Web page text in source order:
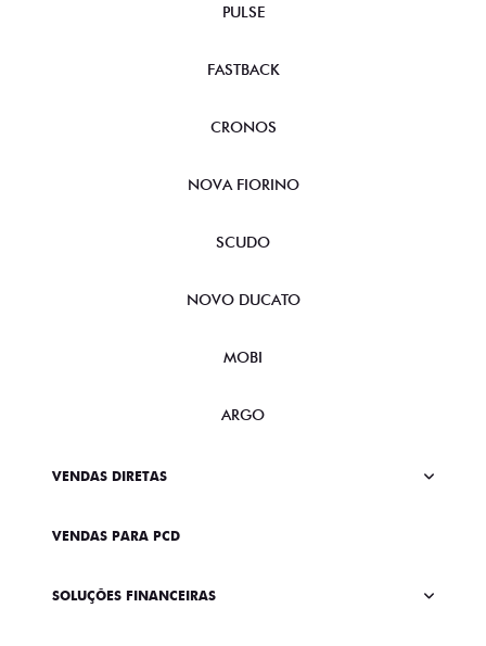
PULSE
FASTBACK
CRONOS
NOVA FIORINO
SCUDO
NOVO DUCATO
MOBI
ARGO
VENDAS DIRETAS
VENDAS PARA PCD
SOLUÇÕES FINANCEIRAS